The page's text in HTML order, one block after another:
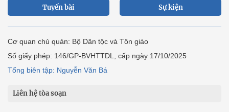
Tuyến bài Sự kiện
Cơ quan chủ quản: Bộ Dân tộc và Tôn giáo
Số giấy phép: 146/GP-BVHTTDL, cấp ngày 17/10/2025
Tổng biên tập: Nguyễn Văn Bá
Liên hệ tòa soạn